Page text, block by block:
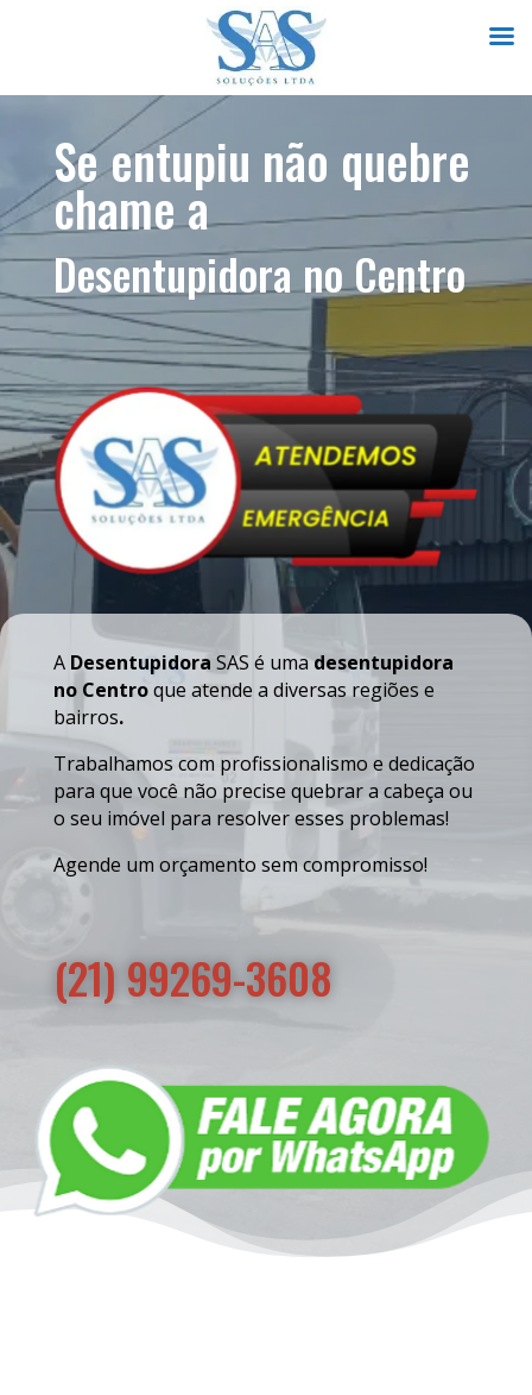
Se entupiu não quebre
chame a
Desentupidora no Centro
A Desentupidora SAS é umadesentupidora
no Centroque atende a diversas regiões e
bairros.
Trabalhamos com profissionalismo e dedicação
para que você não precise quebrar a cabeça ou
o seu imóvel para resolver esses problemas!
Agende um orçamento sem compromisso!
(21) 99269-3608